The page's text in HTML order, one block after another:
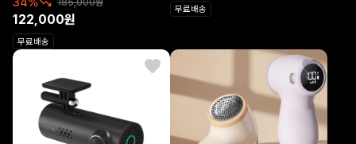
185,000원
122,000원
무료배송
무료배송